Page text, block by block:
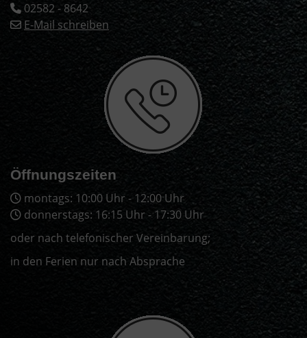
02582 - 8642
E-Mail schreiben
Öffnungszeiten
montags: 10:00 Uhr - 12:00 Uhr
donnerstags: 16:15 Uhr - 17:30 Uhr
oder nach telefonischer Vereinbarung;
in den Ferien nur nach Absprache